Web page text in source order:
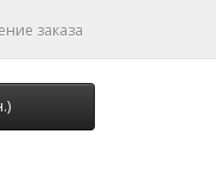
заказа